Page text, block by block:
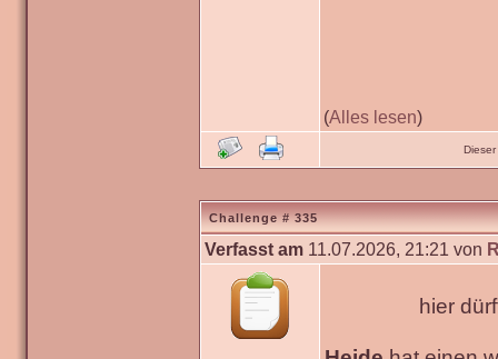
(Alles lesen)
Challenge # 335
Verfasst am 11.07.2026, 21:21 von
hier